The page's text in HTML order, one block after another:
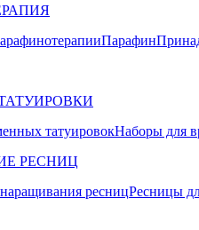
Парафин
татуировокНаборы для
РЕСНИЦ
ресницРесницы